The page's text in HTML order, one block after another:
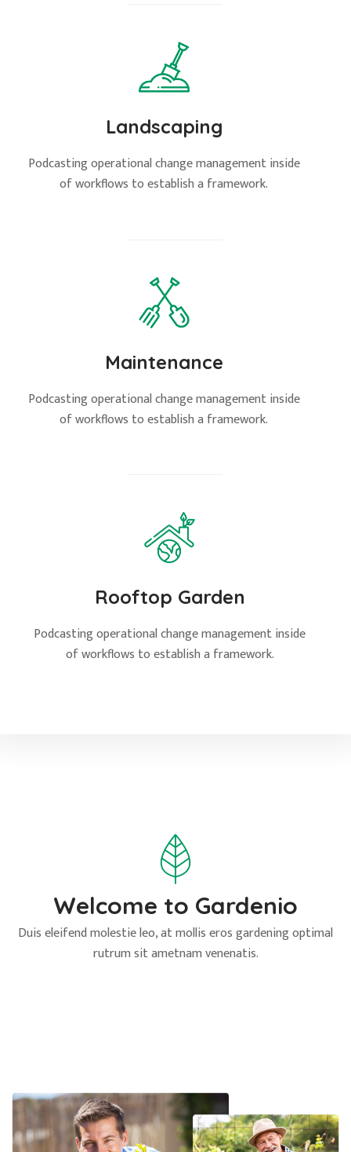
Landscaping
Podcasting operational change management inside
of workflows to establish a framework.
Maintenance
Podcasting operational change management inside
of workflows to establish a framework.
Rooftop Garden
Podcasting operational change management inside
of workflows to establish a framework.
Welcome to Gardenio
Duis eleifend molestie leo, at mollis eros gardening optimal
rutrum sit ametnam venenatis.